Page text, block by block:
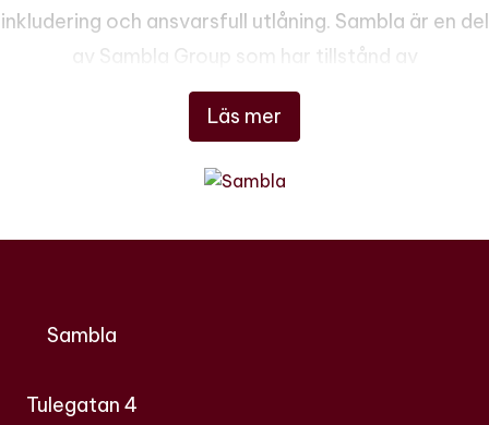
Läs mer
inkludering och ansvarsfull utlåning. Sambla är en del
av Sambla Group som har tillstånd av
Finansinspektionen att bedriva
konsumentkreditförmedling och
Sambla
Tulegatan 4